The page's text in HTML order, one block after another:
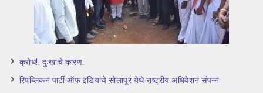
क्रोध!. दुःखाचे कारण.
रिपब्लिकन पार्टी ऑफ इंडियाचे सोलापूर येथे राष्ट्रीय अधिवेशन संपन्न